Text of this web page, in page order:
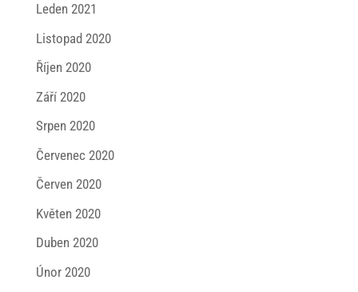
Leden 2021
Listopad 2020
Říjen 2020
Září 2020
Srpen 2020
Červenec 2020
Červen 2020
Květen 2020
Duben 2020
Únor 2020